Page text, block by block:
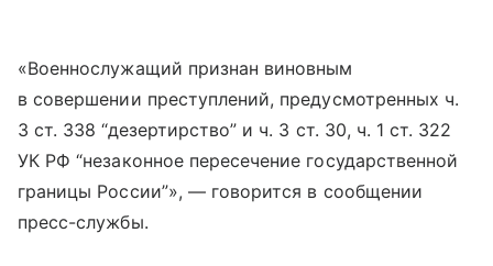
«Военнослужащий признан виновным
в совершении преступлений, предусмотренных ч.
3 ст. 338 “дезертирство” и ч. 3 ст. 30, ч. 1 ст. 322
УК РФ “незаконное пересечение государственной
границы России”», — говорится в сообщении
пресс-службы.